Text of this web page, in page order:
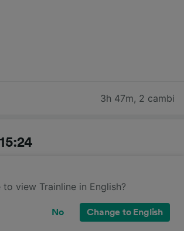
3h 47m, 2 cambi
15:24
view Trainline in English?
No Change to English